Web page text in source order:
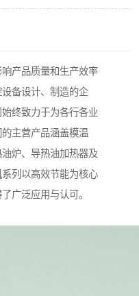
产品质量和生产效率
备设计、制造的企
终致力于为各行各业
主营产品涵盖模温
炉、导热油加热器及
列以高效节能为核心
广泛应用与认可。